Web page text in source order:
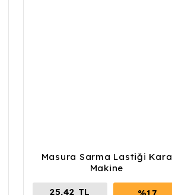
Masura Sarma Lastiği Kara
Makine
25,42 TL